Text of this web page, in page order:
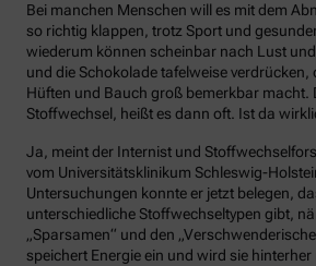
Bei manchen Menschen will es mit dem
so richtig klappen, trotz Sport und
wiederum können scheinbar nach Lust
und die Schokolade tafelweise verdrücken,
Hüften und Bauch groß bemerkbar macht.
Stoffwechsel, heißt es dann oft. Ist da
Ja, meint der Internist und
vom Universitätsklinikum Schleswig-
Untersuchungen konnte er jetzt belegen,
unterschiedliche Stoffwechseltypen gibt,
„Sparsamen“ und den
speichert Energie ein und wird sie